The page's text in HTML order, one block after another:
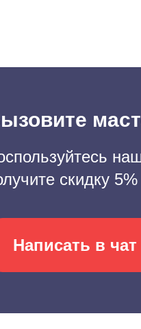
скидку
Написать в чат